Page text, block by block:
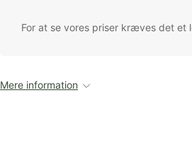
For at se vores priser kræves det et
Mere information